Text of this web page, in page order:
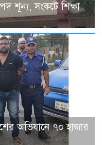
শূন্য, সংকটে শিক্ষা
অভিযানে ৭০ হাজার